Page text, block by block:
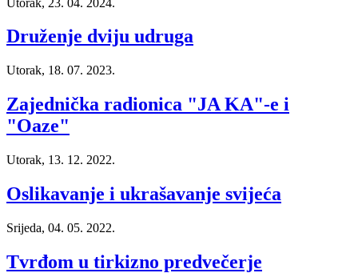
Druženje dviju udruga
Utorak, 18. 07. 2023.
Zajednička radionica "JA KA"-e i
"Oaze"
Utorak, 13. 12. 2022.
Oslikavanje i ukrašavanje svijeća
Srijeda, 04. 05. 2022.
Tvrđom u tirkizno predvečerje